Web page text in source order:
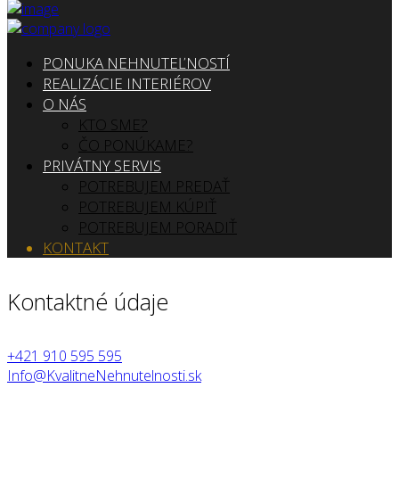
PONUKA NEHNUTEĽNOSTÍ
REALIZÁCIE INTERIÉROV
O NÁS
KTO SME?
ČO PONÚKAME?
PRIVÁTNY SERVIS
POTREBUJEM PREDAŤ
POTREBUJEM KÚPIŤ
POTREBUJEM PORADIŤ
KONTAKT
Kontaktné údaje
+421 910 595 595
Info@KvalitneNehnutelnosti.sk